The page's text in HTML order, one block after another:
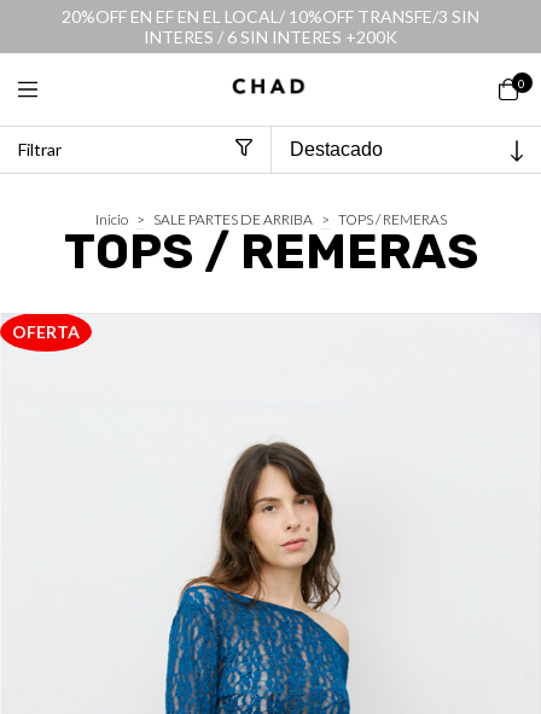
20%OFF EN EF EN EL LOCAL/ 10%OFF TRANSFE/3 SIN
INTERES / 6 SIN INTERES +200K
0
Filtrar
Inicio > SALE PARTES DE ARRIBA > TOPS / REMERAS
TOPS / REMERAS